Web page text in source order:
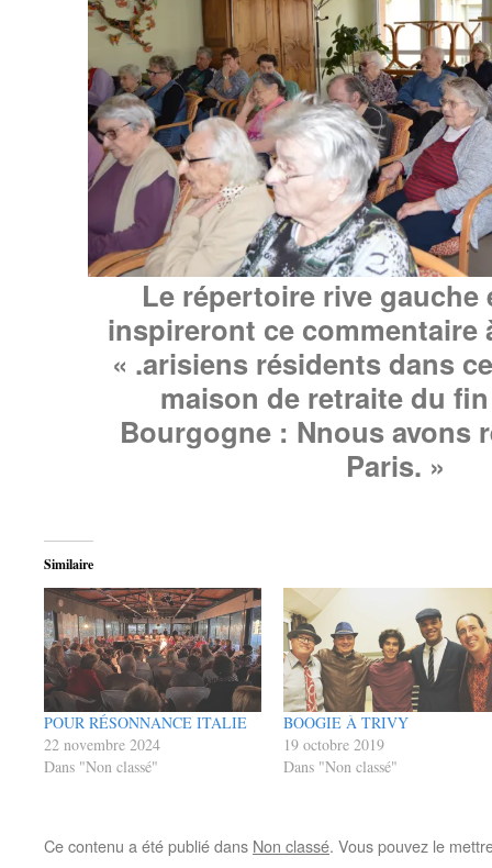
Le répertoire rive gauche
inspireront ce commentaire
« .arisiens résidents dans
maison de retraite du
Bourgogne : Nnous avons
Paris. »
Similaire
POUR RÉSONNANCE ITALIE
22 novembre 2024
Dans "Non classé"
BOOGIE À TRIVY
19 octobre 2019
Dans "Non classé"
Ce contenu a été publié dans Non classé. Vous pouvez le